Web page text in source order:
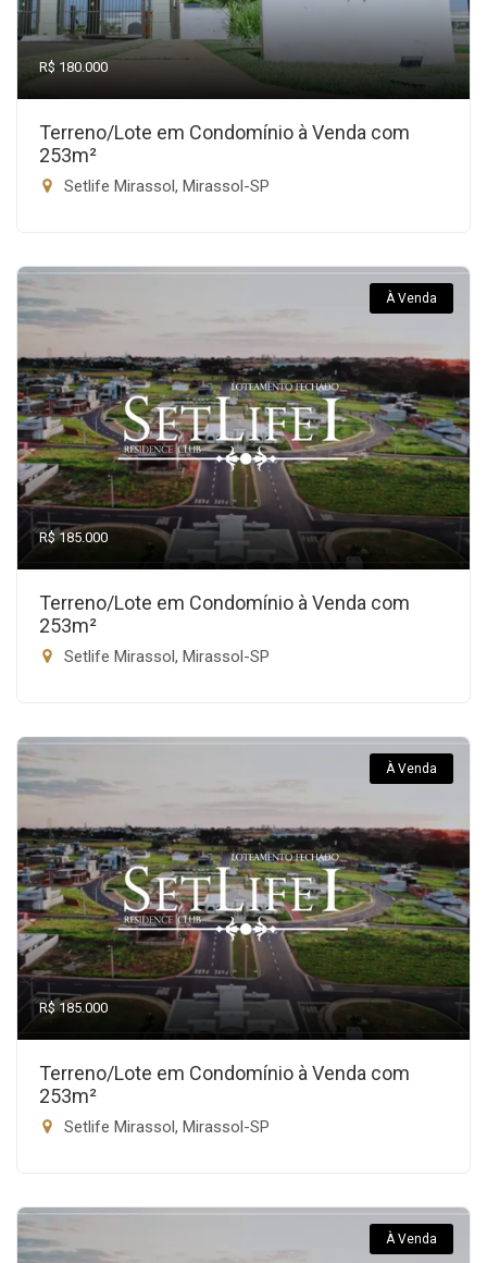
R$ 180.000
Terreno/Lote em Condomínio à Venda com
253m²
Setlife Mirassol, Mirassol-SP
À Venda
R$ 185.000
Terreno/Lote em Condomínio à Venda com
253m²
Setlife Mirassol, Mirassol-SP
À Venda
R$ 185.000
Terreno/Lote em Condomínio à Venda com
253m²
Setlife Mirassol, Mirassol-SP
À Venda